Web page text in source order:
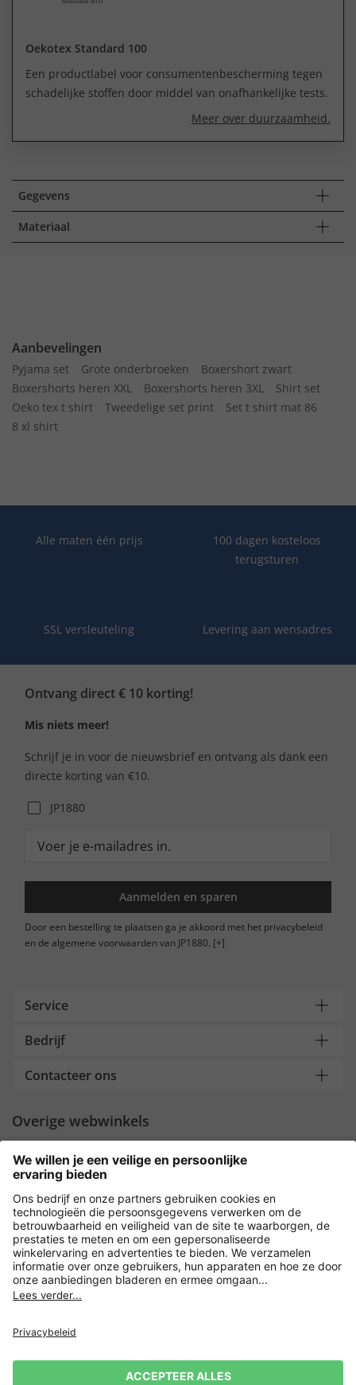
Oekotex Standard 100
Een productlabel voor consumentenbescherming tegen
schadelijke stoffen door middel van onafhankelijke tests.
Meer over duurzaamheid.
Gegevens
Materiaal
Aanbevelingen
Pyjama set Grote onderbroeken
Boxershort zwart
Boxershorts heren XXL
Boxershorts heren 3XL
Shirt set
Oeko tex t shirt
Tweedelige set print
Set t shirt mat 86
8 xl shirt
Alle maten één prijs
100 dagen kosteloos
terugsturen
SSL versleuteling Levering aan wensadres
Ontvang direct € 10 korting!
Mis niets meer!
Schrijf je in voor de nieuwsbrief en ontvang als dank een
directe korting van €10.
JP1880
Aanmelden en sparen
Door een bestelling te plaatsen ga je akkoord met het privacybeleid
en de algemene voorwaarden van JP1880. [+]
Service
Bedrijf
Contacteer ons
Overige webwinkels
Nederland
Payment and Delivery
Versleuteling met
Verkoopvoorwaarden
Leveringsvoorwaarden